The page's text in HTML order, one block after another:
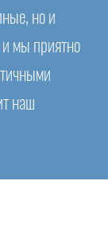
но и
мы приятно
наш